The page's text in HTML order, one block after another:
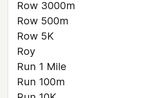
Row 3000m
Row 500m
Row 5K
Roy
Run 1 Mile
Run 100m